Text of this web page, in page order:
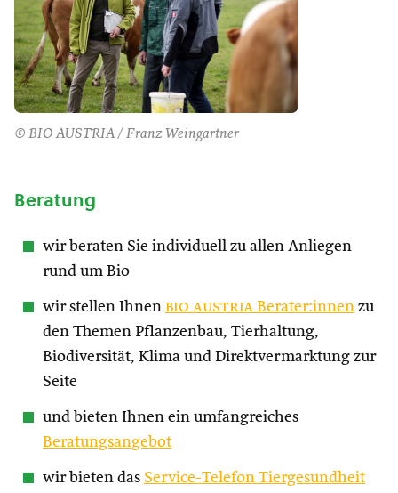
© BIO AUSTRIA / Franz Weingartner
Beratung
wir beraten Sie individuell zu allen Anliegen
rund um Bio
wir stellen Ihnen bio austria Berater:innen zu
den Themen Pflanzenbau, Tierhaltung,
Biodiversität, Klima und Direktvermarktung zur
Seite
und bieten Ihnen ein umfangreiches
Beratungsangebot
wir bieten das Service-Telefon Tiergesundheit